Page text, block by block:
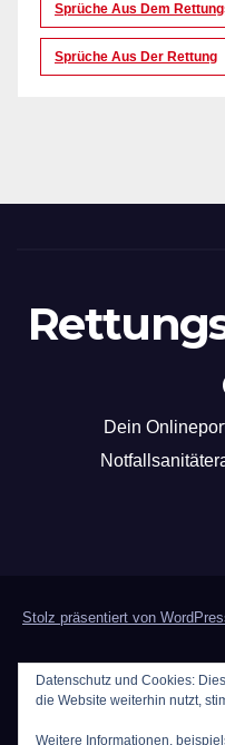
Sprüche Aus Dem
Sprüche Aus Der Rettung
Dein
Stolz präsentiert von
Home Datenschutzerklärung Der
Datenschutz und Cookies:
die Website weiterhin nutzt,
Weitere Informationen,